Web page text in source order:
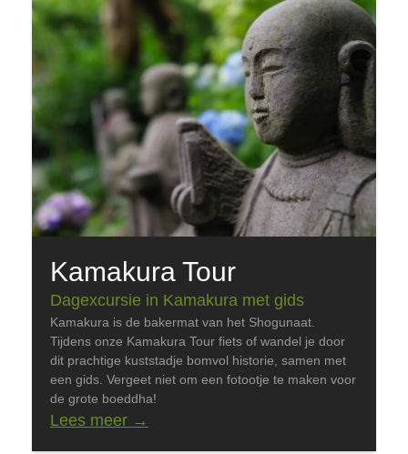
Kamakura Tour
Dagexcursie in Kamakura met gids
Kamakura is de bakermat van het Shogunaat.
Tijdens onze Kamakura Tour fiets of wandel je door
dit prachtige kuststadje bomvol historie, samen met
een gids. Vergeet niet om een fotootje te maken voor
de grote boeddha!
Lees meer →